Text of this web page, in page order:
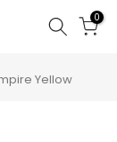
0
Yellow